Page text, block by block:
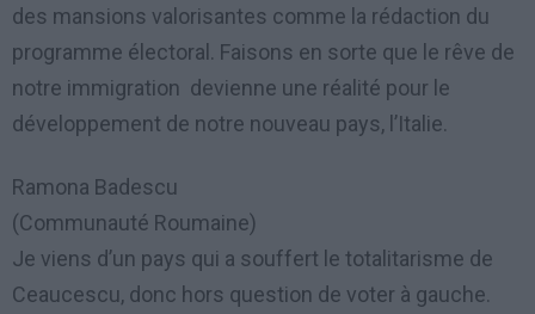
des mansions valorisantes comme la rédaction du
programme électoral. Faisons en sorte que le rêve de
notre immigration devienne une réalité pour le
développement de notre nouveau pays, l’Italie.
Ramona Badescu
(Communauté Roumaine)
Je viens d’un pays qui a souffert le totalitarisme de
Ceaucescu, donc hors question de voter à gauche.